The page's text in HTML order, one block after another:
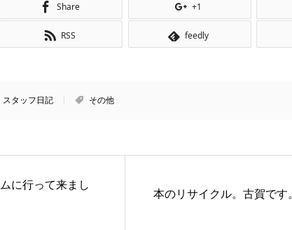
Share +1
RSS feedly
スタッフ日記 その他
に行って来まし
本のリサイクル。古賀です。